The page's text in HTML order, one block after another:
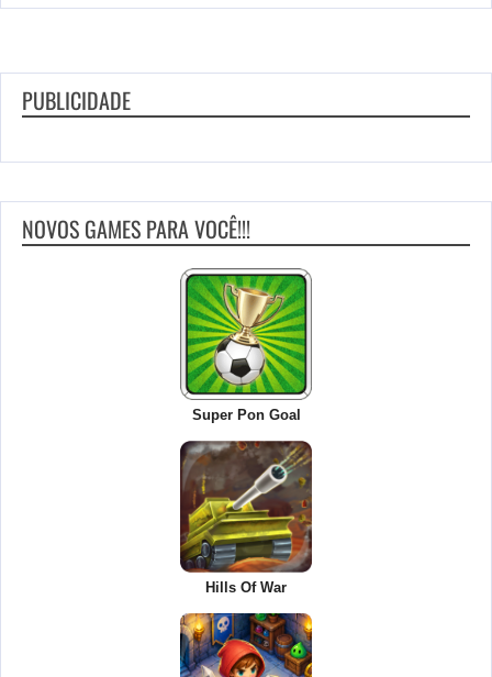
PUBLICIDADE
NOVOS GAMES PARA VOCÊ!!!
Super Pon Goal
Hills Of War